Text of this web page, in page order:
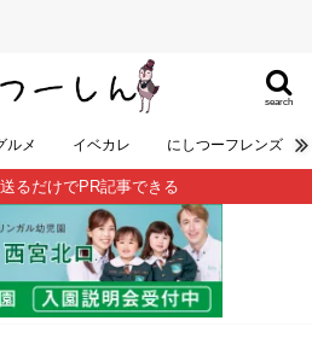
search
ルメ イベカレ にしつーフレンズ
送るだけでPR記事できる